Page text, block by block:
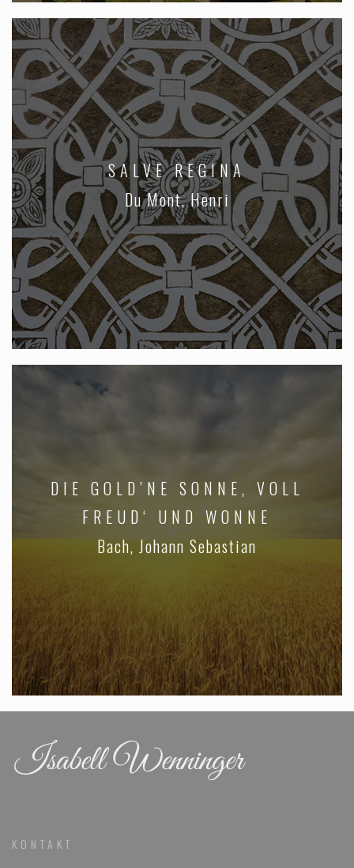
SALVE REGINA
Du Mont, Henri
DIE GOLD’NE SONNE, VOLL
FREUD‘ UND WONNE
Bach, Johann Sebastian
KONTAKT